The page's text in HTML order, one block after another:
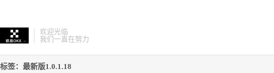
欢迎光临
我们一直在努力
标签：最新版1.0.1.18